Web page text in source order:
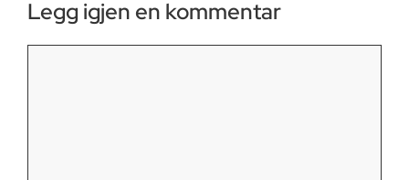
Legg igjen en kommentar